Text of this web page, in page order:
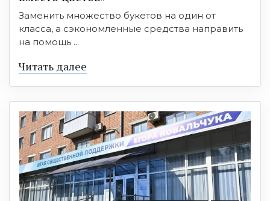
Заменить множество букетов на один от
класса, а сэкономленные средства направить
на помощь ...
Читать далее